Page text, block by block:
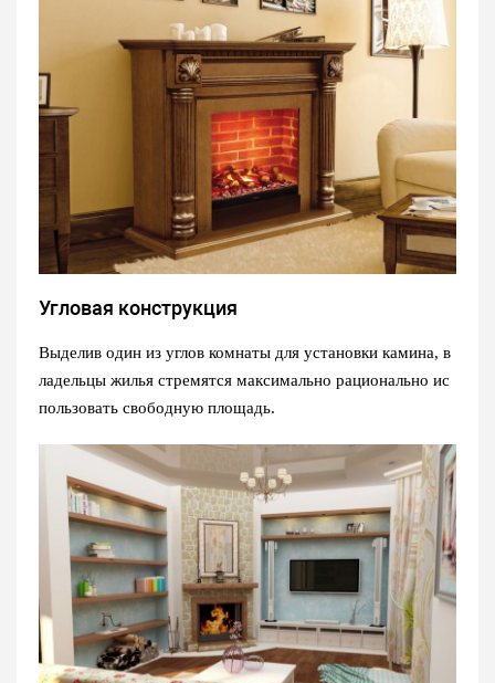
Угловая конструкция
Выделив один из углов комнаты для установки камина, в
ладельцы жилья стремятся максимально рационально ис
пользовать свободную площадь.